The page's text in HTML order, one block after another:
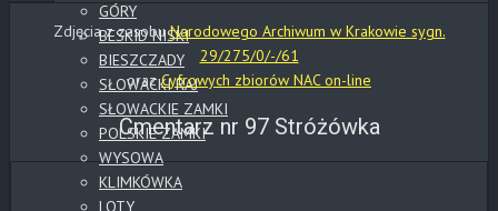
GÓRY
BESKID NISKI
BIESZCZADY
SŁOWACKI RAJ
SŁOWACKIE ZAMKI
POLSKIE ZAMKI
WYSOWA
KLIMKÓWKA
LOTY
Zdjęcia z zasobuNarodowego Archiwum w Krakowie sygn.
29/275/0/-/61
orazCyfrowych zbiorów NAC on-line
Cmentarz nr 97 Stróżówka